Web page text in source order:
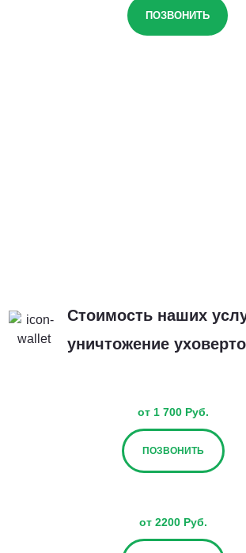
ПОЗВОНИТЬ
Стоимость наших
уничтожение
от 1 700 Руб.
ПОЗВОНИТЬ
от 2200 Руб.